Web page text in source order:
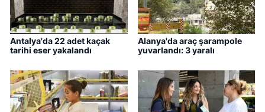
Antalya'da 22 adet kaçak
tarihi eser yakalandı
Alanya'da araç şarampole
yuvarlandı: 3 yaralı